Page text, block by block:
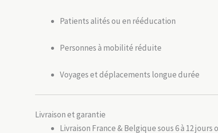
Patients alités ou en rééducation
Personnes à mobilité réduite
Voyages et déplacements longue durée
Livraison et garantie
Livraison France & Belgique sous 6 à 12 jours